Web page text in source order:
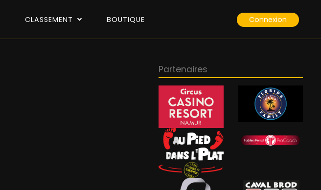
CLASSEMENT BOUTIQUE Connexion
Partenaires